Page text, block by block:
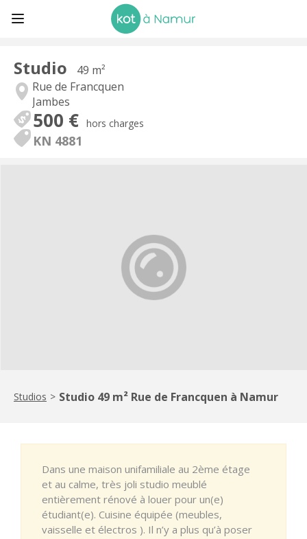
Studio
49 m²
Rue de Francquen
Jambes
500 € hors charges
KN 4881
Studios > Studio 49 m² Rue de Francquen à Namur
Dans une maison unifamiliale au 2ème étage
et au calme, très joli studio meublé
entièrement rénové à louer pour un(e)
étudiant(e). Cuisine équipée (meubles,
vaisselle et électros ). Il n’y a plus qu’à poser